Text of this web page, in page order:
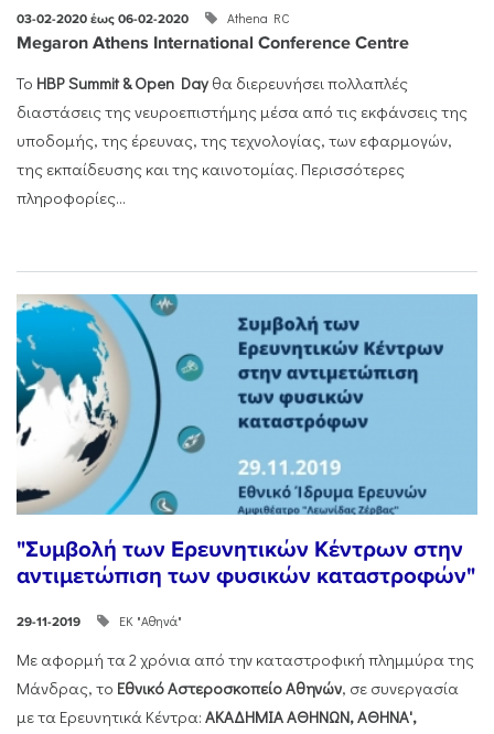
03-02-2020 έως 06-02-2020 Athena RC
Megaron Athens International Conference Centre
Το HBP Summit & Open Day θα διερευνήσει πολλαπλές
διαστάσεις της νευροεπιστήμης μέσα από τις εκφάνσεις της
υποδομής, της έρευνας, της τεχνολογίας, των εφαρμογών,
της εκπαίδευσης και της καινοτομίας. Περισσότερες
πληροφορίες...
"Συμβολή των Ερευνητικών Κέντρων στην
αντιμετώπιση των φυσικών καταστροφών"
29-11-2019 ΕΚ "Αθηνά"
Με αφορμή τα 2 χρόνια από την καταστροφική πλημμύρα της
Μάνδρας, τo Εθνικό Αστεροσκοπείο Αθηνών, σε συνεργασία
με τα Ερευνητικά Κέντρα: ΑΚΑΔΗΜΙΑ ΑΘΗΝΩΝ, ΑΘΗΝΑ',